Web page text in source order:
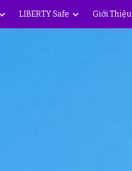
Skip to navigation
LIBERTY Safe Giới Thiệu